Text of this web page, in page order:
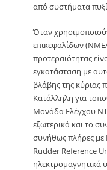
από συστήματα
Όταν
επικεφαλίδων
προτεραιότητας
εγκατάσταση με
βλάβης της κύριας
Κατάλληλη για
Μονάδα Ελέγχου
εξωτερικά και το
συνήθως πλήρες με
Rudder Reference
ηλεκτρομαγνητικά